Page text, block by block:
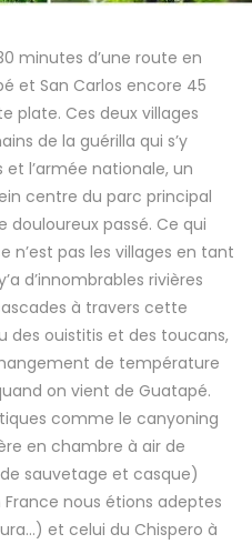
minutes d’une route en
et San Carlos encore 45
plate. Ces deux villages
de la guérilla qui s’y
l’armée nationale, un
centre du parc principal
douloureux passé. Ce qui
n’est pas les villages en tant
d’innombrables rivières
à travers cette
des ouistitis et des toucans,
de température
on vient de Guatapé.
comme le canyoning
en chambre à air de
sauvetage et casque)
France nous étions adeptes
et celui du Chispero à